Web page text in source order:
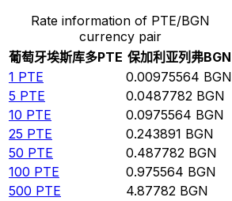
Rate information of PTE/BGN
currency pair
葡萄牙埃斯库多PTE 保加利亚列弗BGN
1 PTE 0.00975564 BGN
5 PTE 0.0487782 BGN
10 PTE 0.0975564 BGN
25 PTE 0.243891 BGN
50 PTE 0.487782 BGN
100 PTE 0.975564 BGN
500 PTE 4.87782 BGN